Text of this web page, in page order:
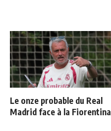
Le onze probable du Real
Madrid face à la Fiorentina